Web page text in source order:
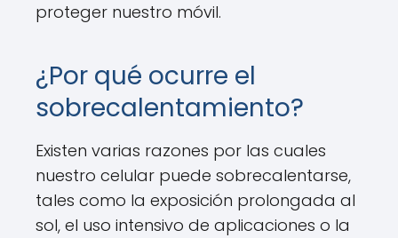
proteger nuestro móvil.
¿Por qué ocurre el
sobrecalentamiento?
Existen varias razones por las cuales
nuestro celular puede sobrecalentarse,
tales como la exposición prolongada al
sol, el uso intensivo de aplicaciones o la